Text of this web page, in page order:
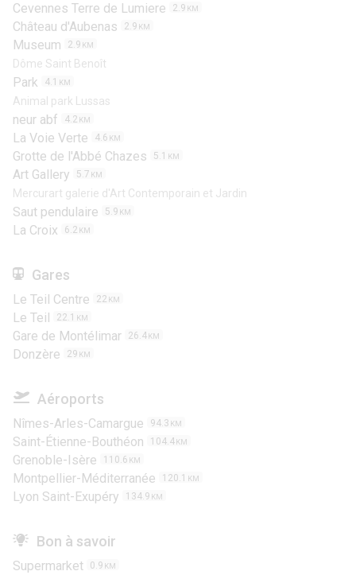
Cevennes Terre de Lumiere 2.9 KM
Château d'Aubenas 2.9 KM
Museum 2.9 KM
Dôme Saint Benoît
Park 4.1 KM
Animal park Lussas
neur abf 4.2 KM
La Voie Verte 4.6 KM
Grotte de l'Abbé Chazes 5.1 KM
Art Gallery 5.7 KM
Mercurart galerie d'Art Contemporain et Jardin
Saut pendulaire 5.9 KM
La Croix 6.2 KM
Gares
Le Teil Centre 22 KM
Le Teil 22.1 KM
Gare de Montélimar 26.4 KM
Donzère 29 KM
Aéroports
Nîmes-Arles-Camargue 94.3 KM
Saint-Étienne-Bouthéon 104.4 KM
Grenoble-Isère 110.6 KM
Montpellier-Méditerranée 120.1 KM
Lyon Saint-Exupéry 134.9 KM
Bon à savoir
Supermarket 0.9 KM